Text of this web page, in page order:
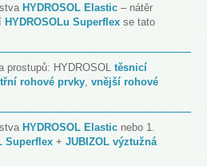
HYDROSOL Elastic – nátěr
HYDROSOLu Superflex se tato
prostupů: HYDROSOL těsnicí
rohové prvky, vnější rohové
HYDROSOL Elastic nebo 1.
Superflex + JUBIZOL výztužná